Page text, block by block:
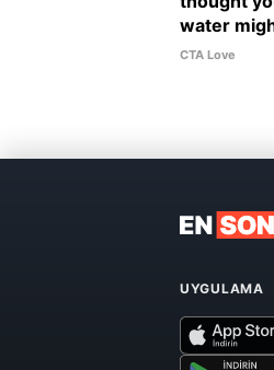
UYGULAMA